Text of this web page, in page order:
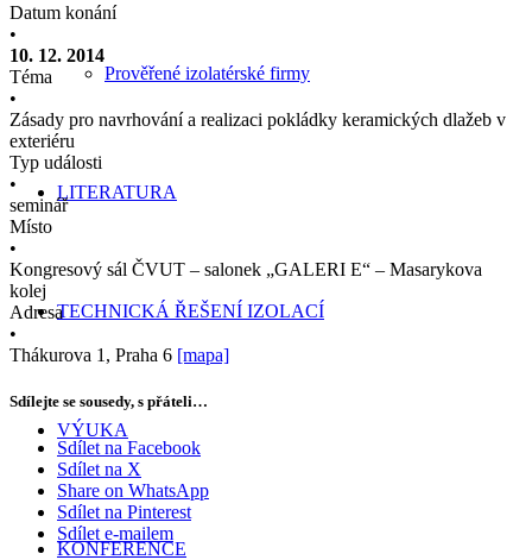
Prověřené izolatérské firmy
LITERATURA
TECHNICKÁ ŘEŠENÍ IZOLACÍ
VÝUKA
KONFERENCE
Datum konání
•
10. 12. 2014
Téma
•
Zásady pro navrhování a realizaci pokládky keramických dlažeb v
exteriéru
Typ události
•
seminář
Místo
•
Kongresový sál ČVUT – salonek „GALERI E“ – Masarykova
kolej
Adresa
•
Thákurova 1, Praha 6 [mapa]
Sdílejte se sousedy, s přáteli…
Sdílet na Facebook
Sdílet na X
Share on WhatsApp
Sdílet na Pinterest
Sdílet e-mailem